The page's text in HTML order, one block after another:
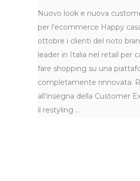
Nuovo look e nuova
per l’ecommerce Happy
ottobre i clienti del noto
leader in Italia nel retail per
fare shopping su una
completamente rinnovata.
all’insegna della Customer
il restyling